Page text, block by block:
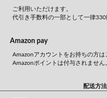
ご利用いただけます。
代引き手数料の一部として一律330
Amazon pay
Amazonアカウントをお持ちの方は
Amazonポイントは付与されません
配送方